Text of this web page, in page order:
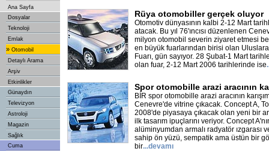
Ana Sayfa
Dosyalar
Teknoloji
Emlak
» Otomobil
Detaylı Arama
Arşiv
Etkinlikler
Günaydın
Televizyon
Astroloji
Magazin
Sağlık
Cuma
Rüya otomobiller gerçek oluyor
Otomotiv dünyasının kalbi 2-12 Mart
atacak. Bu yıl 76'ıncısı düzenlenen
milyon otomobil severin ziyaret etmesi
en büyük fuarlarından birisi olan
Fuarı, gün sayıyor. 28 Şubat-1 Mart
olan fuar, 2-12 Mart 2006 tarihlerinde ise
Spor otomobille arazi aracının
BİR spor otomobille arazi aracının
Cenevre'de vitrine çıkacak. Concept A,
2008'de piyasaya çıkacak olan yeni bir
ilk tasarım ipuçlarını veriyor. Concept
alüminyumdan armalı radyatör ızgarası
sahip ön yüzü, sempatik ama üstün bir
bir...devamı